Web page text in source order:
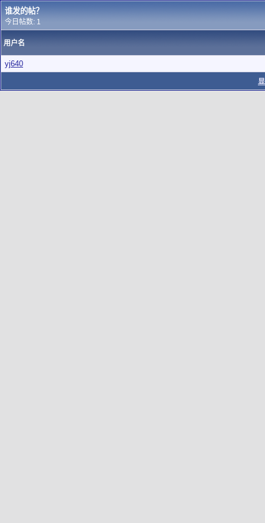
谁发的帖？
今日帖数: 1
用户名
yj640